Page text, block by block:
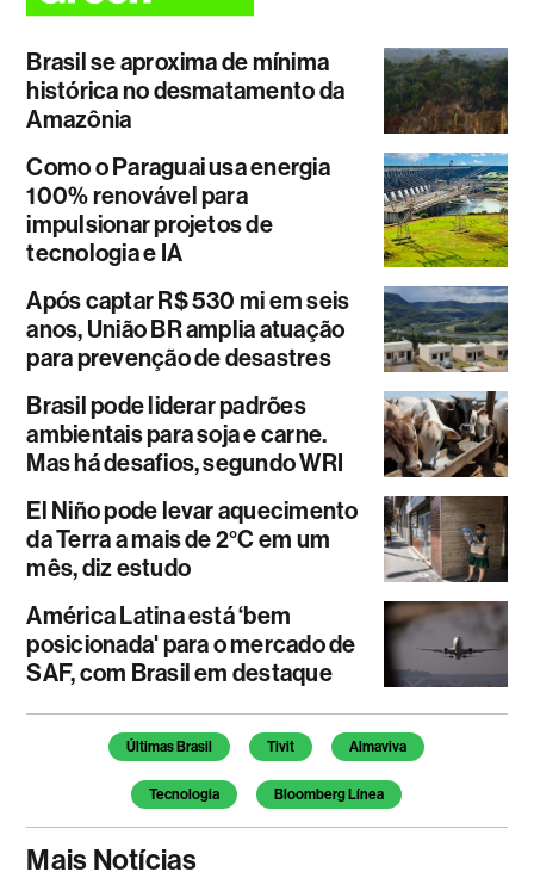
Brasil se aproxima de mínima
histórica no desmatamento da
Amazônia
Como o Paraguai usa energia
100% renovável para
impulsionar projetos de
tecnologia e IA
Após captar R$ 530 mi em seis
anos, União BR amplia atuação
para prevenção de desastres
Brasil pode liderar padrões
ambientais para soja e carne.
Mas há desafios, segundo WRI
El Niño pode levar aquecimento
da Terra a mais de 2°C em um
mês, diz estudo
América Latina está ‘bem
posicionada' para o mercado de
SAF, com Brasil em destaque
Temas deste artigo
Últimas Brasil Tivit Almaviva
Tecnologia Bloomberg Línea
Mais Notícias